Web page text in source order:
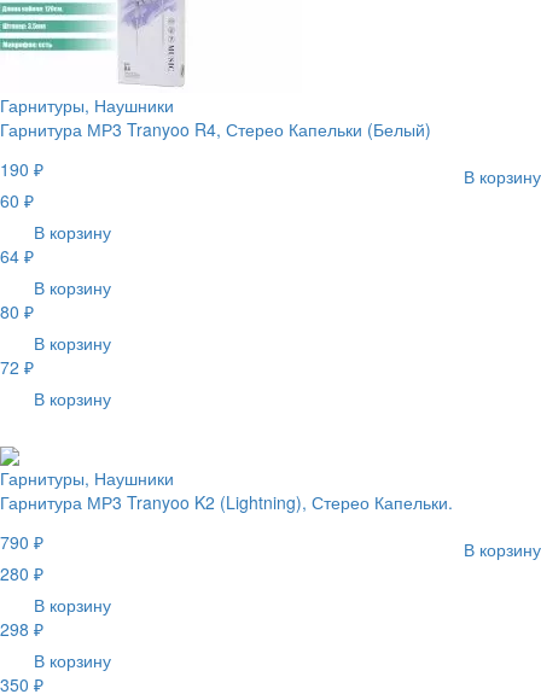
Гарнитуры, Наушники
Гарнитура МР3 Tranyoo R4, Стерео Капельки (Белый)
190 ₽
В корзину
60 ₽
В корзину
64 ₽
В корзину
80 ₽
В корзину
72 ₽
В корзину
Гарнитуры, Наушники
Гарнитура МР3 Tranyoo K2 (Lightning), Стерео Капельки.
790 ₽
В корзину
280 ₽
В корзину
298 ₽
В корзину
350 ₽